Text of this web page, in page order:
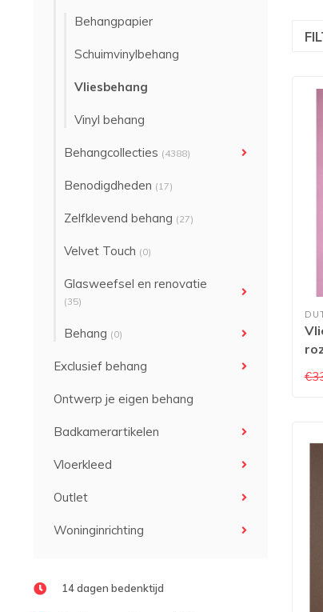
Behangpapier
Schuimvinylbehang
Vliesbehang
Vinyl behang
Behangcollecties (4388)
Benodigdheden (17)
Zelfklevend behang (27)
Velvet Touch (0)
Glasweefsel en renovatie
(35)
Behang (0)
Exclusief behang
Ontwerp je eigen behang
Badkamerartikelen
Vloerkleed
Outlet
Woninginrichting
14 dagen bedenktijd